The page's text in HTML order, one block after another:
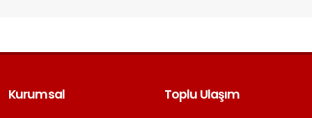
Kurumsal Toplu Ulaşım